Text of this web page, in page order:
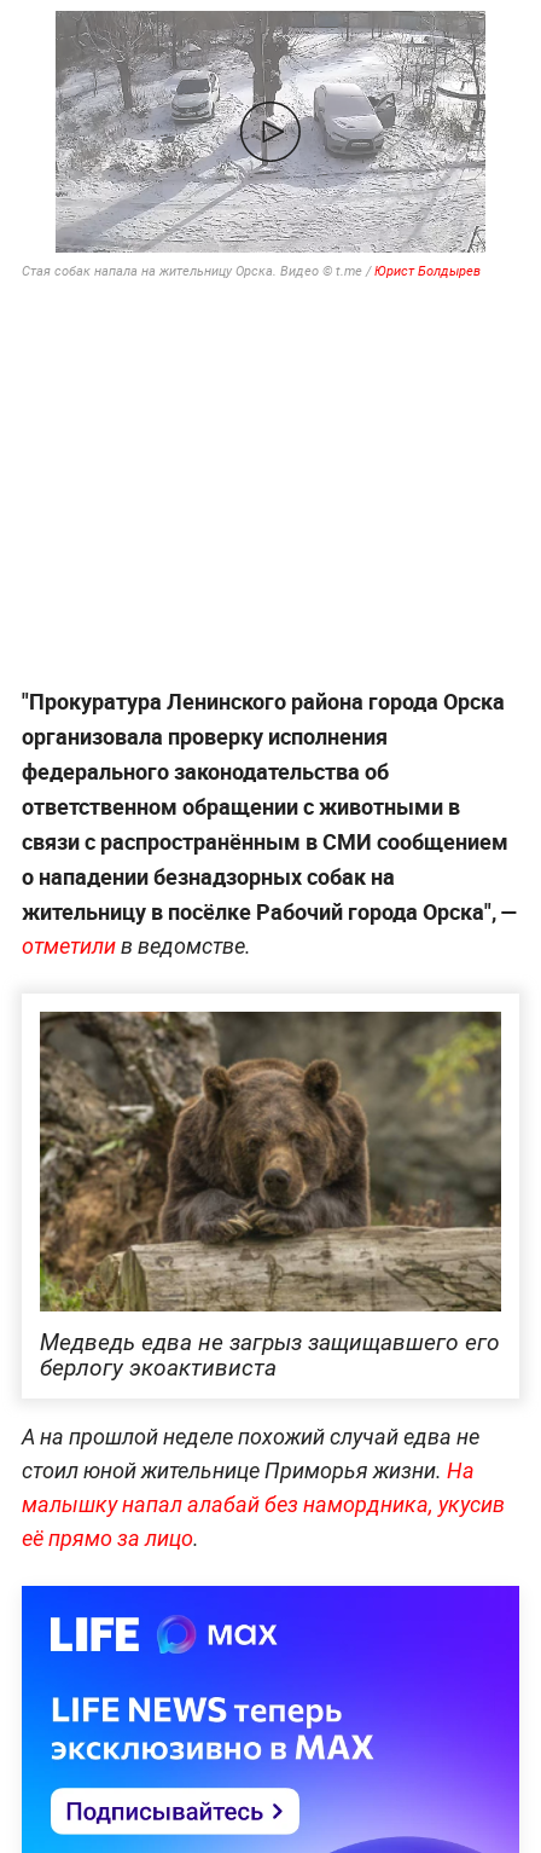
Стая собак напала на жительницу Орска. Видео © t.me /Юрист Болдырев
"Прокуратура Ленинского района города Орска
организовала проверку исполнения
федерального законодательства об
ответственном обращении с животными в
связи с распространённым в СМИ сообщением
о нападении безнадзорных собак на
жительницу в посёлке Рабочий города Орска", —
отметилив ведомстве.
Медведь едва не загрыз защищавшего его
берлогу экоактивиста
А на прошлой неделе похожий случай едва не
стоил юной жительнице Приморья жизни. На
малышку напал алабай без намордника, укусив
её прямо за лицо.